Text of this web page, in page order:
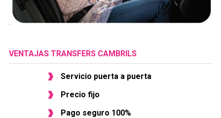
VENTAJAS TRANSFERS CAMBRILS
Servicio puerta a puerta
Precio fijo
Pago seguro 100%